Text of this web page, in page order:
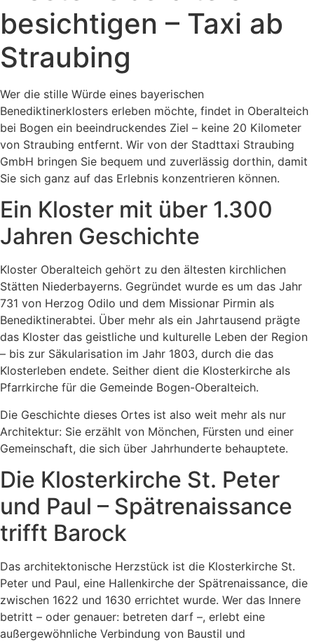
besichtigen – Taxi ab
Straubing
Wer die stille Würde eines bayerischen
Benediktinerklosters erleben möchte, findet in Oberalteich
bei Bogen ein beeindruckendes Ziel – keine 20 Kilometer
von Straubing entfernt. Wir von der Stadttaxi Straubing
GmbH bringen Sie bequem und zuverlässig dorthin, damit
Sie sich ganz auf das Erlebnis konzentrieren können.
Ein Kloster mit über 1.300
Jahren Geschichte
Kloster Oberalteich gehört zu den ältesten kirchlichen
Stätten Niederbayerns. Gegründet wurde es um das Jahr
731 von Herzog Odilo und dem Missionar Pirmin als
Benediktinerabtei. Über mehr als ein Jahrtausend prägte
das Kloster das geistliche und kulturelle Leben der Region
– bis zur Säkularisation im Jahr 1803, durch die das
Klosterleben endete. Seither dient die Klosterkirche als
Pfarrkirche für die Gemeinde Bogen-Oberalteich.
Die Geschichte dieses Ortes ist also weit mehr als nur
Architektur: Sie erzählt von Mönchen, Fürsten und einer
Gemeinschaft, die sich über Jahrhunderte behauptete.
Die Klosterkirche St. Peter
und Paul – Spätrenaissance
trifft Barock
Das architektonische Herzstück ist die Klosterkirche St.
Peter und Paul, eine Hallenkirche der Spätrenaissance, die
zwischen 1622 und 1630 errichtet wurde. Wer das Innere
betritt – oder genauer: betreten darf –, erlebt eine
außergewöhnliche Verbindung von Baustil und